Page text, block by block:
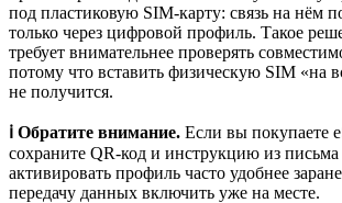
под пластиковую SIM-карту: связь на нём
только через цифровой профиль. Такое
требует внимательнее проверять
потому что вставить физическую SIM «на
не получится.
ℹ️ Обратите внимание. Если вы покупаете
сохраните QR-код и инструкцию из письма
активировать профиль часто удобнее
передачу данных включить уже на месте.